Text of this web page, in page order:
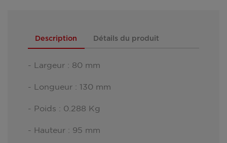
Description Détails du produit
- Largeur : 80 mm
- Longueur : 130 mm
- Poids : 0.288 Kg
- Hauteur : 95 mm